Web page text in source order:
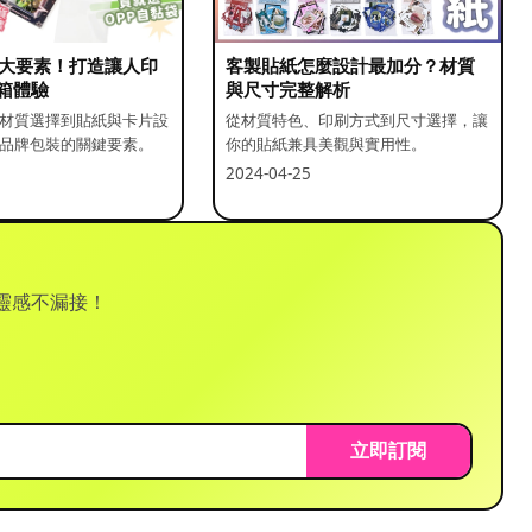
要素！打造讓人印
體驗
質選擇到貼紙與卡片設
牌包裝的關鍵要素。
客製貼紙怎麼設計最加分？材質
與尺寸完整解析
從材質特色、印刷方式到尺寸選擇，讓
你的貼紙兼具美觀與實用性。
2024-04-25
不漏接！
立即訂閱